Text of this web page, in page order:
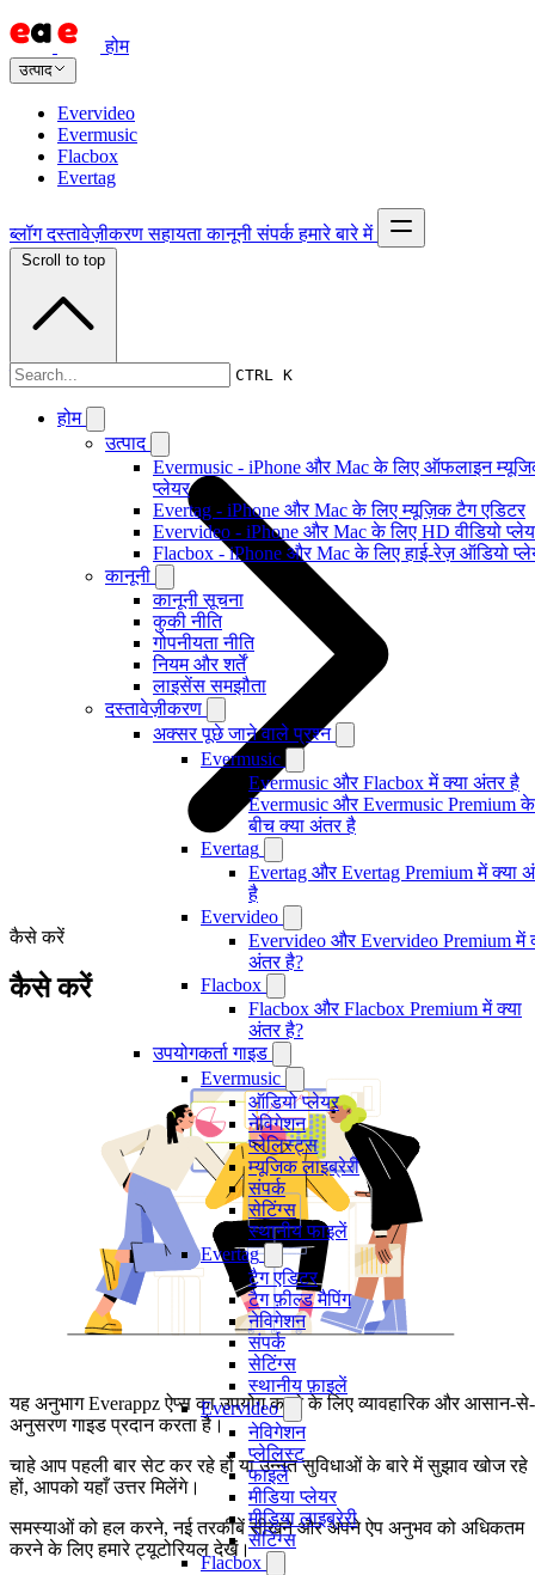
होम
उत्पाद
Evervideo
Evermusic
Flacbox
Evertag
ब्लॉग दस्तावेज़ीकरण सहायता कानूनी संपर्क हमारे बारे में
CTRL K
होम
उत्पाद
Evermusic - iPhone और Mac के लिए ऑफलाइन
प्लेयर
Evertag - iPhone और Mac के लिए म्यूज़िक टैग एडिटर
Evervideo - iPhone और Mac के लिए HD वीडियो
Flacbox - iPhone और Mac के लिए हाई-रेज़ ऑडियो
कानूनी
कानूनी सूचना
कुकी नीति
गोपनीयता नीति
नियम और शर्तें
लाइसेंस समझौता
दस्तावेज़ीकरण
अक्सर पूछे जाने वाले प्रश्न
Evermusic
Evermusic और Flacbox में क्या अंतर है
Evermusic और Evermusic Premium के
बीच क्या अंतर है
Evertag
Evertag और Evertag Premium में क्या
है
Evervideo
Evervideo और Evervideo Premium में
अंतर है?
Flacbox
Flacbox और Flacbox Premium में क्या
अंतर है?
उपयोगकर्ता गाइड
Evermusic
ऑडियो प्लेयर
नेविगेशन
प्लेलिस्ट्स
म्यूजिक लाइब्रेरी
संपर्क
सेटिंग्स
स्थानीय फाइलें
Evertag
टैग एडिटर
टैग फ़ील्ड मैपिंग
नेविगेशन
संपर्क
सेटिंग्स
स्थानीय फ़ाइलें
Evervideo
नेविगेशन
प्लेलिस्ट
फाइलें
मीडिया प्लेयर
मीडिया लाइब्रेरी
सेटिंग्स
Flacbox
Scroll to top
दस्तावेज़ीकरण
कैसे करें
कैसे करें
यह अनुभाग Everappz ऐप्स का उपयोग करने के लिए व्यावहारिक और आसान-से-
अनुसरण गाइड प्रदान करता है।
चाहे आप पहली बार सेट कर रहे हों या उन्नत सुविधाओं के बारे में सुझाव खोज रहे
हों, आपको यहाँ उत्तर मिलेंगे।
समस्याओं को हल करने, नई तरकीबें सीखने और अपने ऐप अनुभव को अधिकतम
करने के लिए हमारे ट्यूटोरियल देखें।